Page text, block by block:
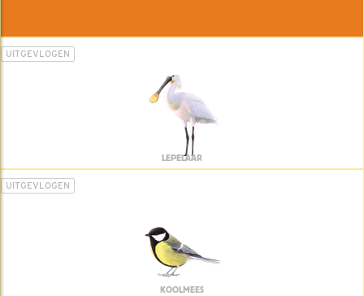
UITGEVLOGEN
LEPELAAR
UITGEVLOGEN
KOOLMEES